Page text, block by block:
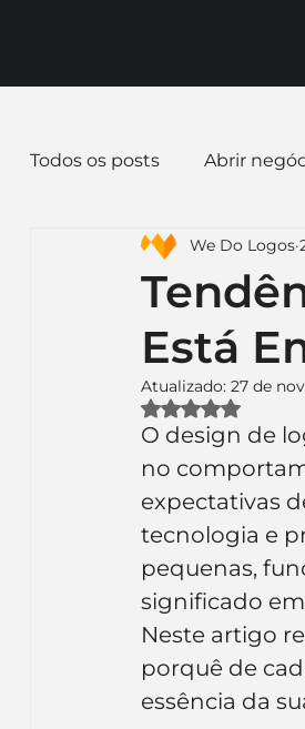
Todos os posts Abrir
Dicas de Marketing
Identidade Visual
Ferramentas
Inteligência Artificial
Está
We Do Logos
Atualizado: 27 de
Avaliado com
O design de
no
expectativas
tecnologia e
pequenas,
significado
Neste artigo
porquê de
essência da